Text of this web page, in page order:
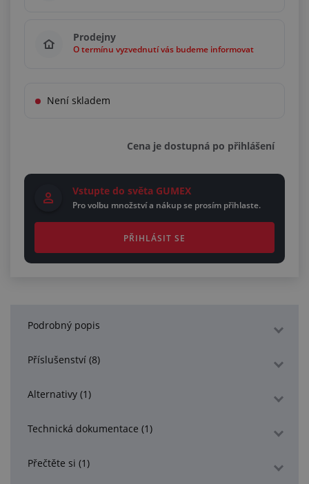
Násobky 50,00 ks
Prodejny
O termínu vyzvednutí vás budeme informovat
Není skladem
Cena je dostupná po přihlášení
Vstupte do světa GUMEX
Pro volbu množství a nákup se prosím přihlaste.
PŘIHLÁSIT SE
Podrobný popis
Příslušenství (8)
Alternativy (1)
Technická dokumentace (1)
Přečtěte si (1)